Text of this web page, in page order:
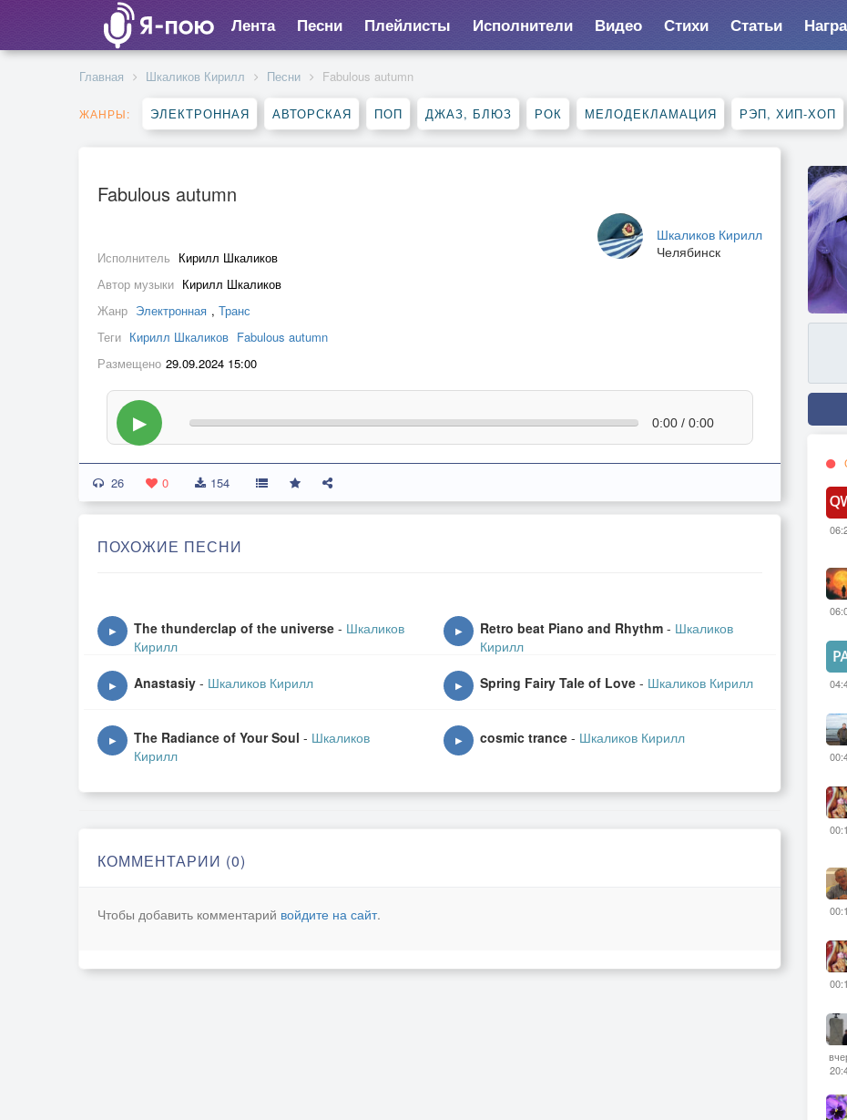
Лента Песни Плейлисты Исполнители Видео Стихи Статьи
Главная Шкаликов Кирилл Песни Fabulous autumn
ЖАНРЫ: ЭЛЕКТРОННАЯ АВТОРСКАЯ ПОП ДЖАЗ, БЛЮЗ РОК МЕЛОДЕКЛАМАЦИЯ РЭП, ХИП-ХОП
Fabulous autumn
Шкаликов Кирилл
Челябинск
Исполнитель Кирилл Шкаликов
Автор музыки Кирилл Шкаликов
Жанр Электронная , Транс
Теги Кирилл Шкаликов Fabulous autumn
Размещено 29.09.2024 15:00
▶ 0:00 / 0:00
26 0 154
ПОХОЖИЕ ПЕСНИ
▶ The thunderclap of the universe - Шкаликов
Кирилл
▶ Retro beat Piano and Rhythm - Шкаликов
Кирилл
▶ Anastasiy - Шкаликов Кирилл ▶ Spring Fairy Tale of Love - Шкаликов Кирилл
▶ The Radiance of Your Soul - Шкаликов
Кирилл
▶ cosmic trance - Шкаликов Кирилл
КОММЕНТАРИИ (0)
Чтобы добавить комментарий войдите на сайт.